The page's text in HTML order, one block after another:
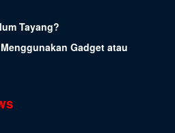
Tayang?
Gadget atau